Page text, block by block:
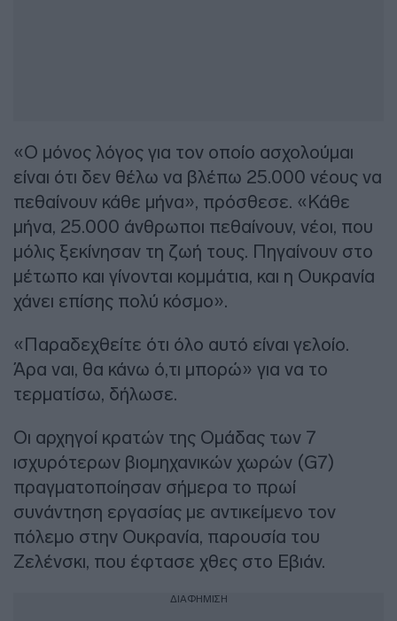
«Ο μόνος λόγος για τον οποίο ασχολούμαι
είναι ότι δεν θέλω να βλέπω 25.000 νέους να
πεθαίνουν κάθε μήνα», πρόσθεσε. «Κάθε
μήνα, 25.000 άνθρωποι πεθαίνουν, νέοι, που
μόλις ξεκίνησαν τη ζωή τους. Πηγαίνουν στο
μέτωπο και γίνονται κομμάτια, και η Ουκρανία
χάνει επίσης πολύ κόσμο».
«Παραδεχθείτε ότι όλο αυτό είναι γελοίο.
Άρα ναι, θα κάνω ό,τι μπορώ» για να το
τερματίσω, δήλωσε.
Οι αρχηγοί κρατών της Ομάδας των 7
ισχυρότερων βιομηχανικών χωρών (G7)
πραγματοποίησαν σήμερα το πρωί
συνάντηση εργασίας με αντικείμενο τον
πόλεμο στην Ουκρανία, παρουσία του
Ζελένσκι, που έφτασε χθες στο Εβιάν.
ΔΙΑΦΗΜΙΣΗ